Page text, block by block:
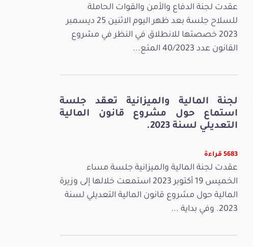
عقدت لجنة الدفاع والأمن والقوات الحاملة
للسلاح جلسة بعد ظهر اليوم الاثنين 25 ديسمبر
2023 خصصتها للانطلاق في النظر في مشروع
القانون عدد 40/2023 المتع...
لجنة المالية والميزانية تعقد جلسة
استماع حول مشروع قانون المالية
التعديلي لسنة 2023.
5683 قراءة
عقدت لجنة المالية والميزانية جلسة مساء
الخميس 19 أكتوبر 2023 استمعت خلالها إلى وزيرة
المالية حول مشروع قانون المالية التعديلي لسنة
2023. وفي بداية ...